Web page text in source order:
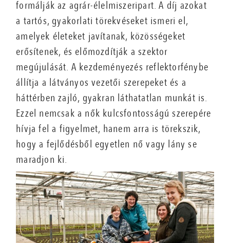
formálják az agrár-élelmiszeripart. A díj azokat
a tartós, gyakorlati törekvéseket ismeri el,
amelyek életeket javítanak, közösségeket
erősítenek, és előmozdítják a szektor
megújulását. A kezdeményezés reflektorfénybe
állítja a látványos vezetői szerepeket és a
háttérben zajló, gyakran láthatatlan munkát is.
Ezzel nemcsak a nők kulcsfontosságú szerepére
hívja fel a figyelmet, hanem arra is törekszik,
hogy a fejlődésből egyetlen nő vagy lány se
maradjon ki.